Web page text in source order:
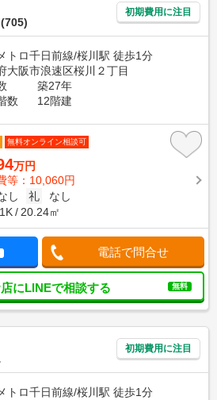
初期費用に注目
トロ千日前線/桜川駅 徒歩1分
大阪市浪速区桜川２丁目
築27年
数
12階建
無料オンライン相談可
万円
等：10,060円
し 礼
なし
1K 20.24㎡
電話で問合せ
にLINEで相談する 無料
初期費用に注目
トロ千日前線/桜川駅 徒歩1分